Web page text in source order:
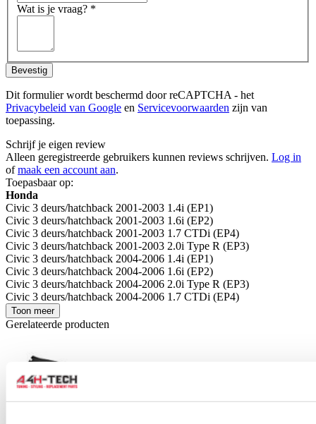
Wat is je vraag? *
Bevestig
Dit formulier wordt beschermd door reCAPTCHA - het
Privacybeleid van Google en Servicevoorwaarden zijn van
toepassing.
Schrijf je eigen review
Alleen geregistreerde gebruikers kunnen reviews schrijven. Log in
ofmaak een account aan.
Toepasbaar op:
Honda
Civic 3 deurs/hatchback 2001-2003 1.4i (EP1)
Civic 3 deurs/hatchback 2001-2003 1.6i (EP2)
Civic 3 deurs/hatchback 2001-2003 1.7 CTDi (EP4)
Civic 3 deurs/hatchback 2001-2003 2.0i Type R (EP3)
Civic 3 deurs/hatchback 2004-2006 1.4i (EP1)
Civic 3 deurs/hatchback 2004-2006 1.6i (EP2)
Civic 3 deurs/hatchback 2004-2006 2.0i Type R (EP3)
Civic 3 deurs/hatchback 2004-2006 1.7 CTDi (EP4)
Toon meer
Gerelateerde producten